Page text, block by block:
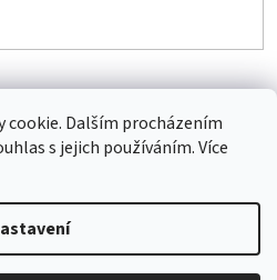
cookie. Dalším procházením
s jejich používáním. Více